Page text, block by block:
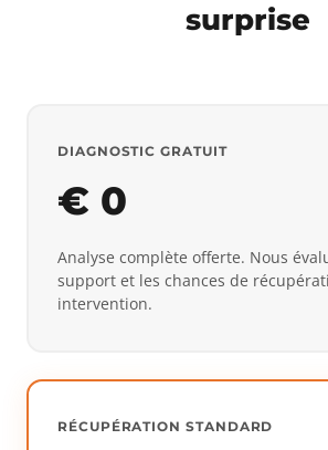
surprise
DIAGNOSTIC GRATUIT
€ 0
Analyse complète offerte. Nous
support et les chances de
intervention.
RÉCUPÉRATION STANDARD